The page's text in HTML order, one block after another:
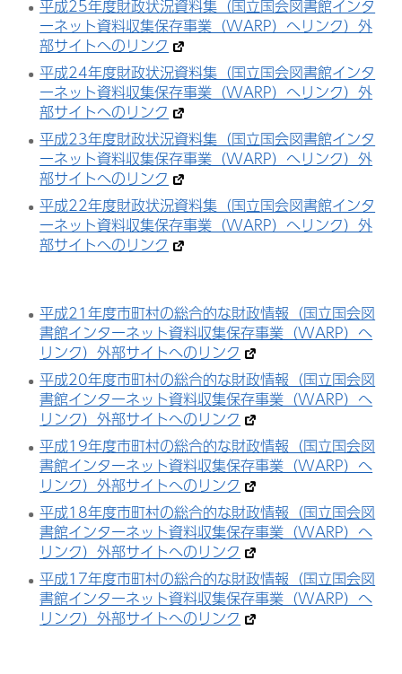
平成25年度財政状況資料集（国立国会図書館インタ
ーネット資料収集保存事業（WARP）へリンク）外
部サイトへのリンク
平成24年度財政状況資料集（国立国会図書館インタ
ーネット資料収集保存事業（WARP）へリンク）外
部サイトへのリンク
平成23年度財政状況資料集（国立国会図書館インタ
ーネット資料収集保存事業（WARP）へリンク）外
部サイトへのリンク
平成22年度財政状況資料集（国立国会図書館インタ
ーネット資料収集保存事業（WARP）へリンク）外
部サイトへのリンク
平成21年度市町村の総合的な財政情報（国立国会図
書館インターネット資料収集保存事業（WARP）へ
リンク）外部サイトへのリンク
平成20年度市町村の総合的な財政情報（国立国会図
書館インターネット資料収集保存事業（WARP）へ
リンク）外部サイトへのリンク
平成19年度市町村の総合的な財政情報（国立国会図
書館インターネット資料収集保存事業（WARP）へ
リンク）外部サイトへのリンク
平成18年度市町村の総合的な財政情報（国立国会図
書館インターネット資料収集保存事業（WARP）へ
リンク）外部サイトへのリンク
平成17年度市町村の総合的な財政情報（国立国会図
書館インターネット資料収集保存事業（WARP）へ
リンク）外部サイトへのリンク